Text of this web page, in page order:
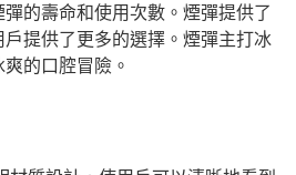
的壽命和使用次數。煙彈提供了
提供了更多的選擇。煙彈主打冰
的口腔冒險。